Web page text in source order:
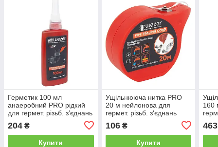
Герметик 100 мл
анаеробний PRO рідкий
для гермет. різьб. з’єднань
204 ₴
Купити
Ущільнююча нитка PRO
20 м нейлонова для
гермет. різьб. з'єднань
106₴
Купити
160
463